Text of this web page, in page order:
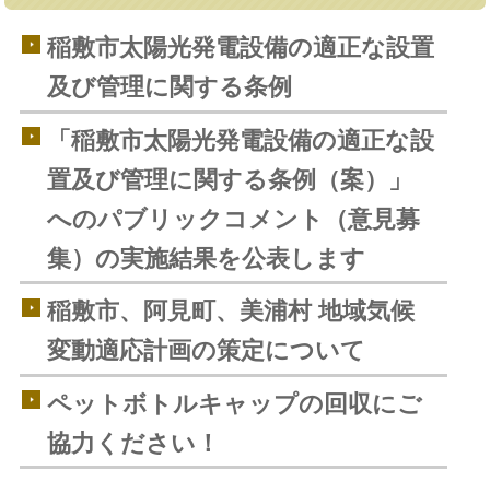
稲敷市太陽光発電設備の適正な設置
及び管理に関する条例
「稲敷市太陽光発電設備の適正な設
置及び管理に関する条例（案）」
へのパブリックコメント（意見募
集）の実施結果を公表します
稲敷市、阿見町、美浦村 地域気候
変動適応計画の策定について
ペットボトルキャップの回収にご
協力ください！